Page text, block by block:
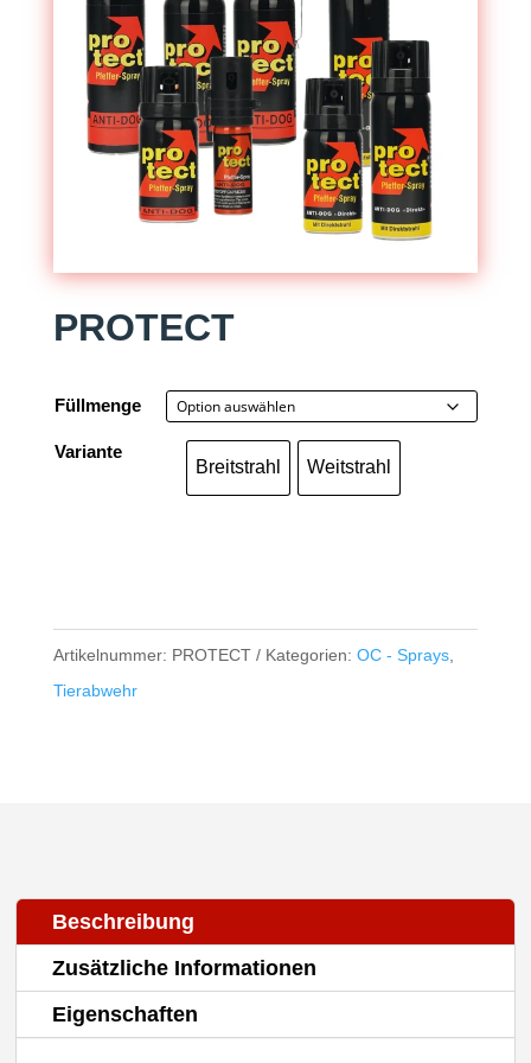
PROTECT
Füllmenge
Variante
Breitstrahl
Breitstrahl
Weitstrahl
Weitstrahl
Artikelnummer: PROTECT Kategorien: OC - Sprays,
Tierabwehr
Beschreibung
Zusätzliche Informationen
Eigenschaften